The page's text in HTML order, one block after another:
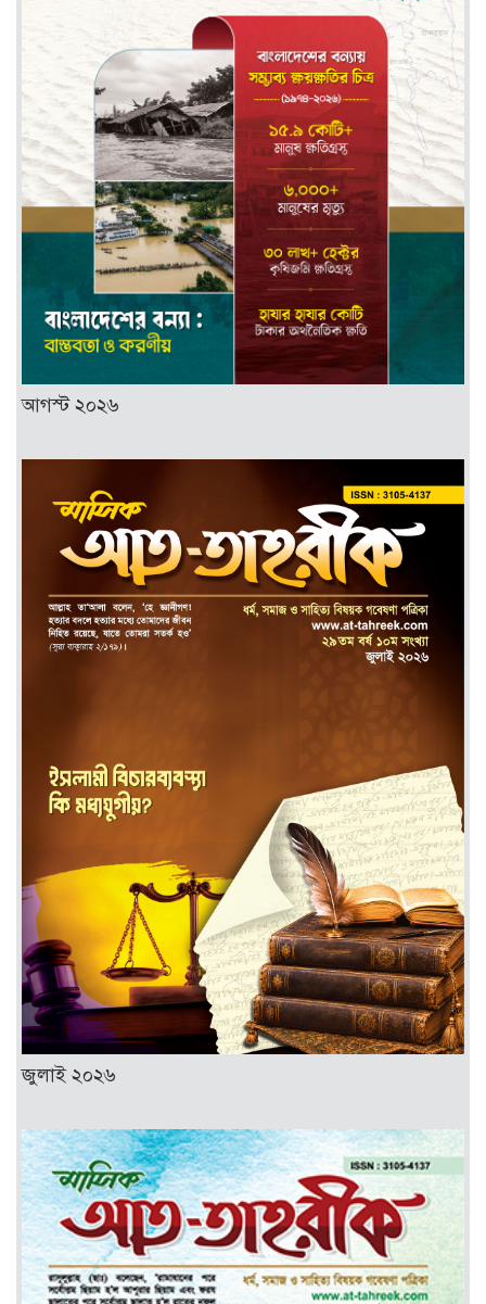
আগস্ট ২০২৬
জুলাই ২০২৬